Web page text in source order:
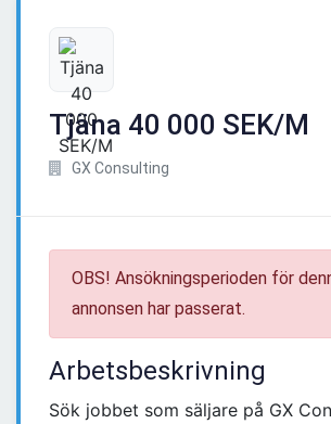
Tjäna 40 000 SEK/M
GX Consulting
OBS! Ansökningsperioden för
annonsen har passerat.
Arbetsbeskrivning
Sök jobbet som säljare på GX